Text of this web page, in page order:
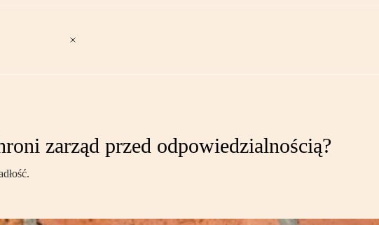
zarząd przed odpowiedzialnością?